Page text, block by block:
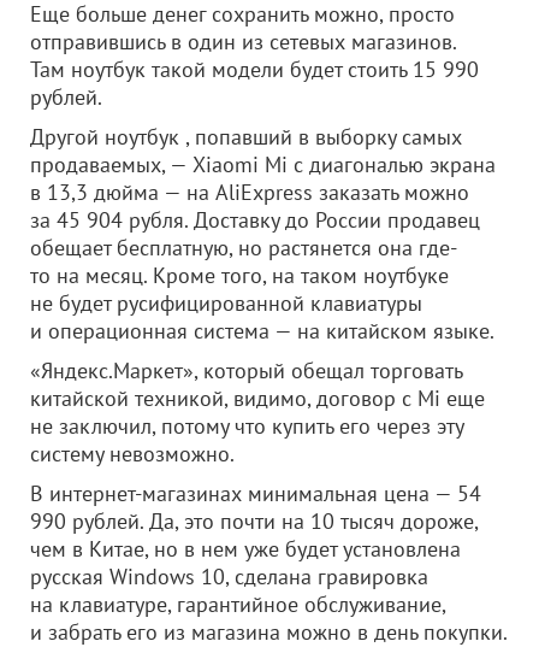
Еще больше денег сохранить можно, просто
отправившись в один из сетевых магазинов.
Там ноутбук такой модели будет стоить 15 990
рублей.
Другой ноутбук , попавший в выборку самых
продаваемых, — Xiaomi Mi с диагональю экрана
в 13,3 дюйма — на AliExpress заказать можно
за 45 904 рубля. Доставку до России продавец
обещает бесплатную, но растянется она где-
то на месяц. Кроме того, на таком ноутбуке
не будет русифицированной клавиатуры
и операционная система — на китайском языке.
«Яндекс.Маркет», который обещал торговать
китайской техникой, видимо, договор с Mi еще
не заключил, потому что купить его через эту
систему невозможно.
В интернет-магазинах минимальная цена — 54
990 рублей. Да, это почти на 10 тысяч дороже,
чем в Китае, но в нем уже будет установлена
русская Windows 10, сделана гравировка
на клавиатуре, гарантийное обслуживание,
и забрать его из магазина можно в день покупки.